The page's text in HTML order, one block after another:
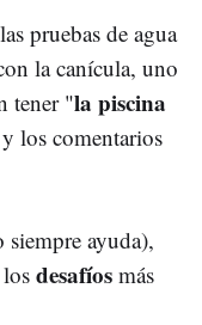
pruebas de agua
la canícula, uno
tener "la piscina
los comentarios
ayuda),
desafíos más